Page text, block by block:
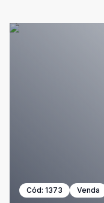
Cód: 1373 Venda